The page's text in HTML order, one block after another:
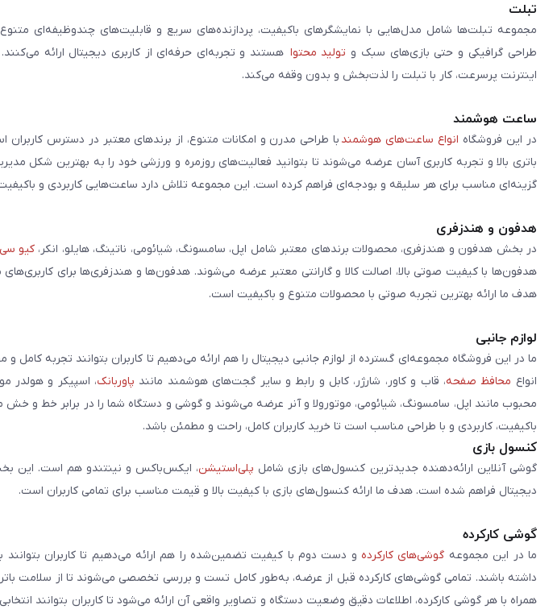
تبلت
مجموعه تبلت‌ها شامل مدل‌هایی با نمایشگرهای باکیفیت، پردازنده‌های سریع و قابلیت‌های چندوظیفه‌ای
طراحی گرافیکی و حتی بازی‌های سبک و تولید محتوا هستند و تجربه‌ای حرفه‌ای از کاربری دیجیتال ارائه
اینترنت پرسرعت، کار با تبلت را لذت‌بخش و بدون وقفه می‌کند.
ساعت هوشمند
در این فروشگاه انواع ساعت‌های هوشمند با طراحی مدرن و امکانات متنوع، از برندهای معتبر در دسترس
باتری بالا و تجربه کاربری آسان عرضه می‌شوند تا بتوانید فعالیت‌های روزمره و ورزشی خود را به بهترین شکل
گزینه‌ای مناسب برای هر سلیقه و بودجه‌ای فراهم کرده است. این مجموعه تلاش دارد ساعت‌هایی کاربردی و باکیفیت
هدفون و هندزفری
در بخش هدفون و هندزفری، محصولات برندهای معتبر شامل اپل، سامسونگ، شیائومی، ناتینگ، هایلو، انکر، کیو
هدفون‌ها با کیفیت صوتی بالا، اصالت کالا و گارانتی معتبر عرضه می‌شوند. هدفون‌ها و هندزفری‌ها برای
هدف ما ارائه بهترین تجربه صوتی با محصولات متنوع و باکیفیت است.
لوازم جانبی
ما در این فروشگاه مجموعه‌ای گسترده از لوازم جانبی دیجیتال را هم ارائه می‌دهیم تا کاربران بتوانند تجربه
انواع محافظ صفحه، قاب و کاور، شارژر، کابل و رابط و سایر گجت‌های هوشمند مانند پاوربانک، اسپیکر و هولدر
محبوب مانند اپل، سامسونگ، شیائومی، موتورولا و آنر عرضه می‌شوند و گوشی و دستگاه شما را در برابر خط و
باکیفیت، کاربردی و با طراحی مناسب است تا خرید کاربران کامل، راحت و مطمئن باشد.
کنسول بازی
گوشی آنلاین ارائه‌دهنده جدیدترین کنسول‌های بازی شامل پلی‌استیشن، ایکس‌باکس و نینتندو هم است. این
دیجیتال فراهم شده است. هدف ما ارائه کنسول‌های بازی با کیفیت بالا و قیمت مناسب برای تمامی کاربران است.
گوشی کارکرده
ما در این مجموعه گوشی‌های کارکرده و دست دوم با کیفیت تضمین‌شده را هم ارائه می‌دهیم تا کاربران
داشته باشند. تمامی گوشی‌های کارکرده قبل از عرضه، به‌طور کامل تست و بررسی تخصصی می‌شوند تا از سلامت
همراه با هر گوشی کارکرده، اطلاعات دقیق وضعیت دستگاه و تصاویر واقعی آن ارائه می‌شود تا کاربران بتوانند